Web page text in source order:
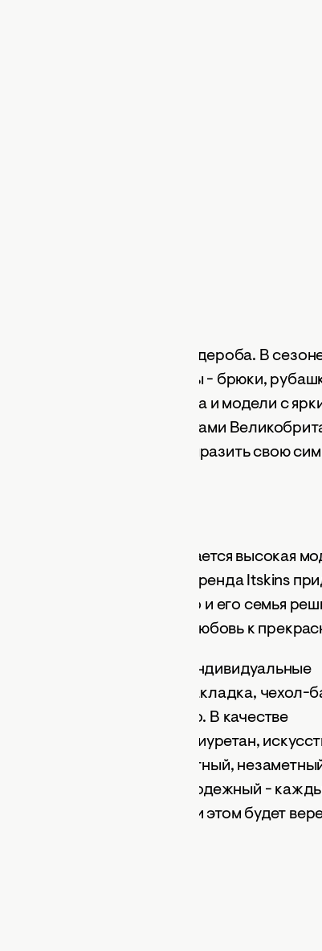
вещей классического гардероба. В
джинсовые образы - брюки,
на платья из денима и модели с
подойдут чехлы с флагами
С их помощью можно выразить свою
Именно здесь создается высокая
Неслучайно чехлы бренда Itskins
когда Кристоф Джакобуко и его семья
именно - подарить всем любовь к
мировые тенденции и индивидуальные
чехол-книжка, чехол-накладка, чехол-
и даже чехол-зеркало. В качестве
кожа, метал, пластик, полиуретан,
дерево. Супертонкий, элитный,
женский, мужской, молодежный -
для телефона и при этом будет